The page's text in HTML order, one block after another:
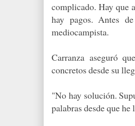
complicado. Hay que
hay pagos. Antes
mediocampista.
Carranza aseguró
concretos desde su
"No hay solución.
palabras desde que